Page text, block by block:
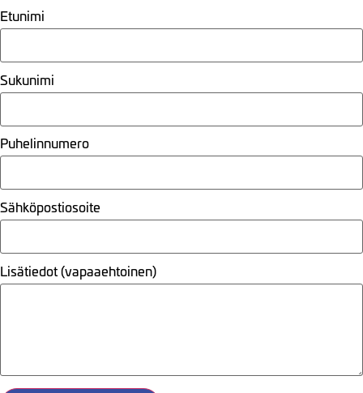
Etunimi
Sukunimi
Puhelinnumero
Sähköpostiosoite
Lisätiedot (vapaaehtoinen)